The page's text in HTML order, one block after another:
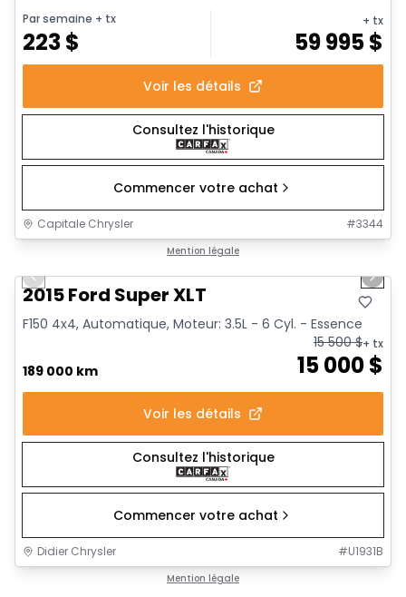
Par semaine + tx
223$
+ tx
59 995$
Voir les détails
Consultez l'historique
Commencer votre achat
Capitale Chrysler #3344
Mention légale
Previous slide Next
2015 Ford Super XLT
F150 4x4, Automatique, Moteur: 3.5L - 6 Cyl. - Essence
189 000 km 15 000$
15 500$+ tx
Voir les détails
Consultez l'historique
Commencer votre achat
Didier Chrysler #U1931B
Mention légale